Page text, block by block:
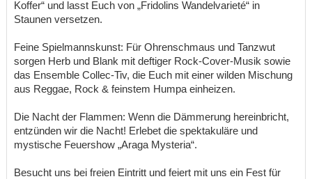
Koffer“ und lasst Euch von „Fridolins Wandelvarieté“ in
Staunen versetzen.
Feine Spielmannskunst: Für Ohrenschmaus und Tanzwut
sorgen Herb und Blank mit deftiger Rock-Cover-Musik sowie
das Ensemble Collec-Tiv, die Euch mit einer wilden Mischung
aus Reggae, Rock & feinstem Humpa einheizen.
Die Nacht der Flammen: Wenn die Dämmerung hereinbricht,
entzünden wir die Nacht! Erlebet die spektakuläre und
mystische Feuershow „Araga Mysteria“.
Besucht uns bei freien Eintritt und feiert mit uns ein Fest für